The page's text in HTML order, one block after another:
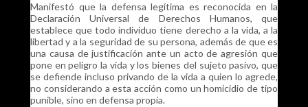
Manifestó que la defensa legítima es reconocida en la
Declaración Universal de Derechos Humanos, que
establece que todo individuo tiene derecho a la vida, a la
libertad y a la seguridad de su persona, además de que es
una causa de justificación ante un acto de agresión que
pone en peligro la vida y los bienes del sujeto pasivo, que
se defiende incluso privando de la vida a quien lo agrede,
no considerando a esta acción como un homicidio de tipo
punible, sino en defensa propia.